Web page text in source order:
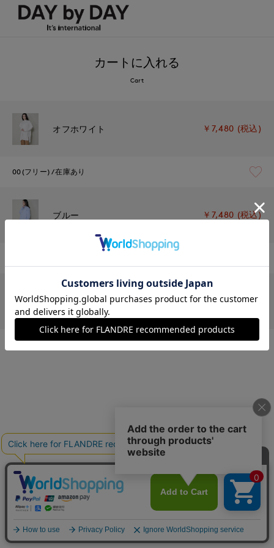
カートに入れる
Cart
オフホワイト ￥7,480 (税込)
00(フリー) 在庫あり
ブルー ￥7,480 (税込)
ストライプ ￥7,480 (税込)